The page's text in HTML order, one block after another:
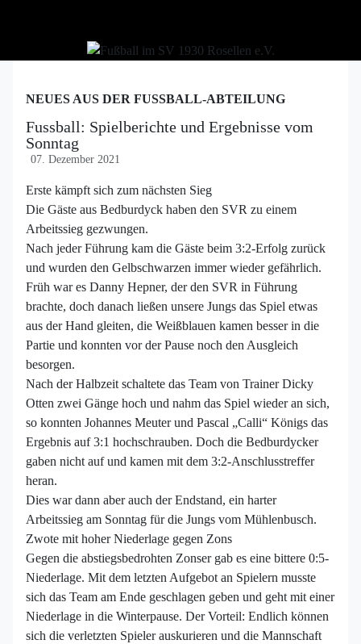
NEUES AUS DER FUSSBALL-ABTEILUNG
Fussball: Spielberichte und Ergebnisse vom
Sonntag
07. Dezember 2021
Erste kämpft sich zum nächsten Sieg
Die Gäste aus Bedburdyck haben den SVR zu einem
Arbeitssieg gezwungen.
Nach jeder Führung kam die Gäste beim 3:2-Erfolg zurück
und wurden den Gelbschwarzen immer wieder gefährlich.
Früh war es Danny Hepner, der den SVR in Führung
brachte, doch danach ließen unsere Jungs das Spiel etwas
aus der Hand gleiten, die Weißblauen kamen besser in die
Partie und konnten vor der Pause noch den Ausgleich
besorgen.
Nach der Halbzeit schaltete das Team von Trainer Dicky
Otten zwei Gänge hoch und nahm das Spiel wieder an sich,
so konnten Johannes Meuter und Pascal „Calli“ Königs das
Ergebnis auf 3:1 hochschrauben. Doch die Bedburdycker
gaben nicht auf und kamen mit dem 3:2-Anschlusstreffer
heran.
Dies war dann aber auch der Endstand, ein harter
Arbeitssieg am Sonntag für die Jungs vom Mühlenbusch.
Zwote mit hoher Niederlage gegen Zons
Gegen die abstiegsbedrohten Zonser gab es eine bittere 0:5-
Niederlage. Mit dem letzten Aufgebot an Spielern musste
sich das Team am Ende geschlagen geben und geht mit einer
Niederlage in die Winterpause. Der Vorteil: Endlich können
sich die verletzten Spieler auskurieren und die Mannschaft